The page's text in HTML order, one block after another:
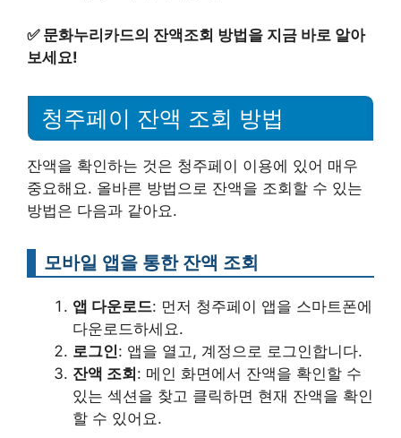
✅ 문화누리카드의 잔액조회 방법을 지금 바로 알아
보세요!
청주페이 잔액 조회 방법
잔액을 확인하는 것은 청주페이 이용에 있어 매우
중요해요. 올바른 방법으로 잔액을 조회할 수 있는
방법은 다음과 같아요.
모바일 앱을 통한 잔액 조회
앱 다운로드: 먼저 청주페이 앱을 스마트폰에
다운로드하세요.
로그인: 앱을 열고, 계정으로 로그인합니다.
잔액 조회: 메인 화면에서 잔액을 확인할 수
있는 섹션을 찾고 클릭하면 현재 잔액을 확인
할 수 있어요.